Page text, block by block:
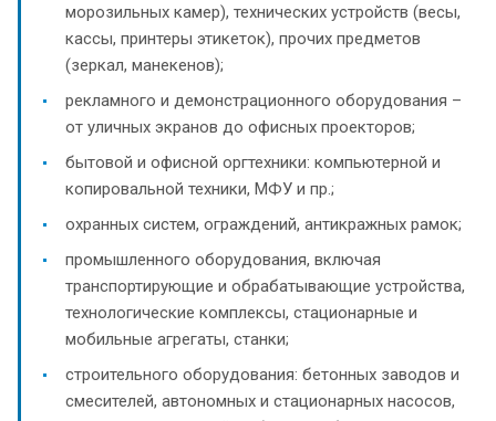
морозильных камер), технических устройств (весы,
кассы, принтеры этикеток), прочих предметов
(зеркал, манекенов);
рекламного и демонстрационного оборудования –
от уличных экранов до офисных проекторов;
бытовой и офисной оргтехники: компьютерной и
копировальной техники, МФУ и пр.;
охранных систем, ограждений, антикражных рамок;
промышленного оборудования, включая
транспортирующие и обрабатывающие устройства,
технологические комплексы, стационарные и
мобильные агрегаты, станки;
строительного оборудования: бетонных заводов и
смесителей, автономных и стационарных насосов,